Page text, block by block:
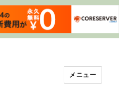
メニュー